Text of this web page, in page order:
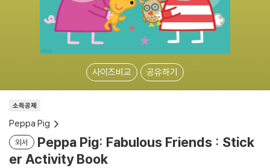
사이즈비교 공유하기
소득공제
Peppa Pig
외서
Peppa Pig: Fabulous Friends : Stick
er Activity Book